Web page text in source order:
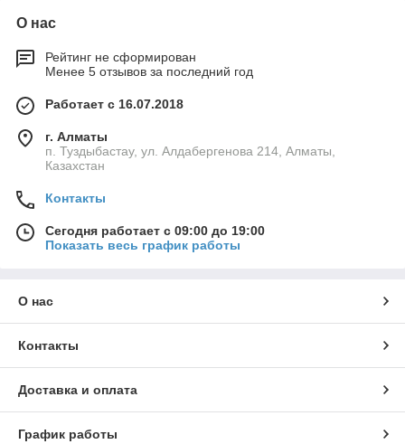
О нас
Рейтинг не сформирован
Менее 5 отзывов за последний год
Работает с 16.07.2018
г. Алматы
п. Туздыбастау, ул. Алдабергенова 214, Алматы,
Казахстан
Контакты
Сегодня работает с 09:00 до 19:00
Показать весь график работы
О нас
Контакты
Доставка и оплата
График работы